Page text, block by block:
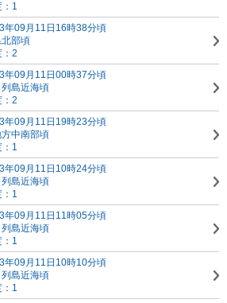
：1
年09月11日16時38分頃
部頃
：2
年09月11日00時37分頃
島近海頃
：2
年09月11日19時23分頃
中南部頃
：1
年09月11日10時24分頃
島近海頃
：1
年09月11日11時05分頃
島近海頃
：1
年09月11日10時10分頃
島近海頃
：1